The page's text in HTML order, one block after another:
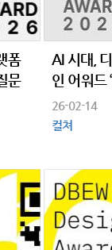
폼
문
AI 시대,
인 어워드
26-02-14
컬쳐